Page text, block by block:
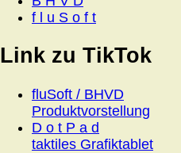
f l u S o f t
Link zu TikTok
fluSoft / BHVD
Produktvorstellung
D o t P a d
taktiles Grafiktablet